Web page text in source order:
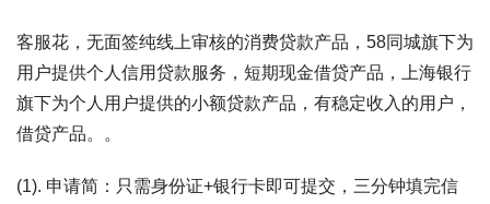
客服花，无面签纯线上审核的消费贷款产品，58同城旗下为
用户提供个人信用贷款服务，短期现金借贷产品，上海银行
旗下为个人用户提供的小额贷款产品，有稳定收入的用户，
借贷产品。。
(1). 申请简：只需身份证+银行卡即可提交，三分钟填完信